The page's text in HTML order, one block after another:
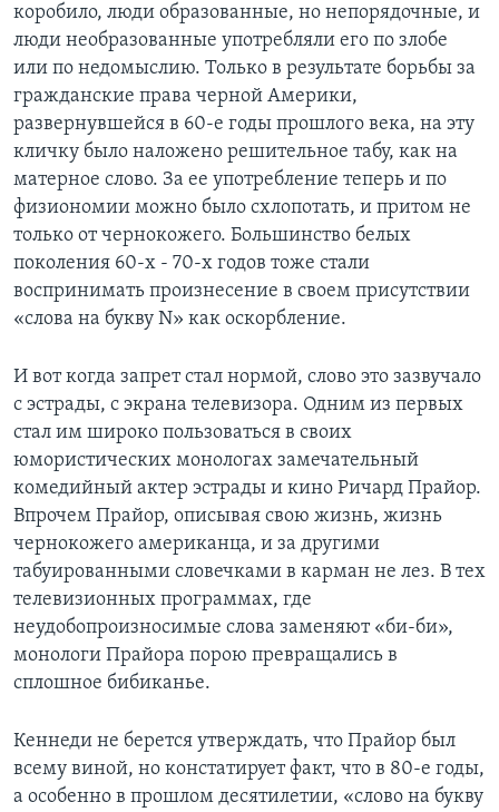
коробило, люди образованные, но непорядочные, и
люди необразованные употребляли его по злобе
или по недомыслию. Только в результате борьбы за
гражданские права черной Америки,
развернувшейся в 60-е годы прошлого века, на эту
кличку было наложено решительное табу, как на
матерное слово. За ее употребление теперь и по
физиономии можно было схлопотать, и притом не
только от чернокожего. Большинство белых
поколения 60-х - 70-х годов тоже стали
воспринимать произнесение в своем присутствии
«слова на букву N» как оскорбление.
И вот когда запрет стал нормой, слово это зазвучало
с эстрады, с экрана телевизора. Одним из первых
стал им широко пользоваться в своих
юмористических монологах замечательный
комедийный актер эстрады и кино Ричард Прайор.
Впрочем Прайор, описывая свою жизнь, жизнь
чернокожего американца, и за другими
табуированными словечками в карман не лез. В тех
телевизионных программах, где
неудобопроизносимые слова заменяют «би-би»,
монологи Прайора порою превращались в
сплошное бибиканье.
Кеннеди не берется утверждать, что Прайор был
всему виной, но констатирует факт, что в 80-е годы,
а особенно в прошлом десятилетии, «слово на букву